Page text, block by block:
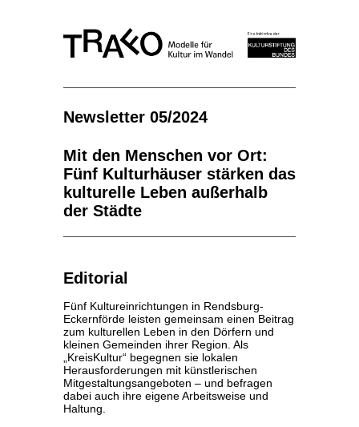
Newsletter 05/2024
Mit den Menschen vor Ort:
Fünf Kulturhäuser stärken das
kulturelle Leben außerhalb
der Städte
Editorial
Fünf Kultureinrichtungen in Rendsburg-
Eckernförde leisten gemeinsam einen Beitrag
zum kulturellen Leben in den Dörfern und
kleinen Gemeinden ihrer Region. Als
„KreisKultur“ begegnen sie lokalen
Herausforderungen mit künstlerischen
Mitgestaltungsangeboten – und befragen
dabei auch ihre eigene Arbeitsweise und
Haltung.